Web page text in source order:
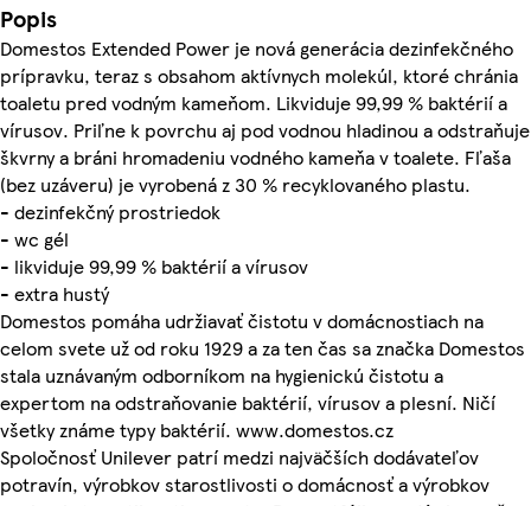
Popis
Domestos Extended Power je nová generácia dezinfekčného
prípravku, teraz s obsahom aktívnych molekúl, ktoré chránia
toaletu pred vodným kameňom. Likviduje 99,99 % baktérií a
vírusov. Priľne k povrchu aj pod vodnou hladinou a odstraňuje
škvrny a bráni hromadeniu vodného kameňa v toalete. Fľaša
(bez uzáveru) je vyrobená z 30 % recyklovaného plastu.
- dezinfekčný prostriedok
- wc gél
- likviduje 99,99 % baktérií a vírusov
- extra hustý
Domestos pomáha udržiavať čistotu v domácnostiach na
celom svete už od roku 1929 a za ten čas sa značka Domestos
stala uznávaným odborníkom na hygienickú čistotu a
expertom na odstraňovanie baktérií, vírusov a plesní. Ničí
všetky známe typy baktérií. www.domestos.cz
Spoločnosť Unilever patrí medzi najväčších dodávateľov
potravín, výrobkov starostlivosti o domácnosť a výrobkov